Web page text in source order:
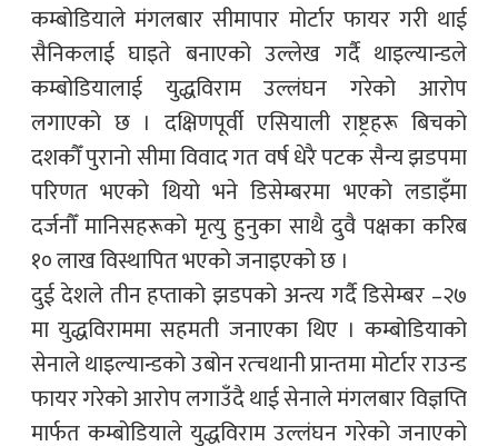
कम्बोडियाले मंगलबार सीमापार मोर्टार फायर गरी थाई
सैनिकलाई घाइते बनाएको उल्लेख गर्दै थाइल्यान्डले
कम्बोडियालाई युद्धविराम उल्लंघन गरेको आरोप
लगाएको छ । दक्षिणपूर्वी एसियाली राष्ट्रहरू बिचको
दशकौँ पुरानो सीमा विवाद गत वर्ष धेरै पटक सैन्य झडपमा
परिणत भएको थियो भने डिसेम्बरमा भएको लडाइँमा
दर्जनौँ मानिसहरूको मृत्यु हुनुका साथै दुवै पक्षका करिब
१० लाख विस्थापित भएको जनाइएको छ ।
दुई देशले तीन हप्ताको झडपको अन्त्य गर्दै डिसेम्बर –२७
मा युद्धविराममा सहमती जनाएका थिए । कम्बोडियाको
सेनाले थाइल्यान्डको उबोन रत्चथानी प्रान्तमा मोर्टार राउन्ड
फायर गरेको आरोप लगाउँदै थाई सेनाले मंगलबार विज्ञप्ति
मार्फत कम्बोडियाले युद्धविराम उल्लंघन गरेको जनाएको